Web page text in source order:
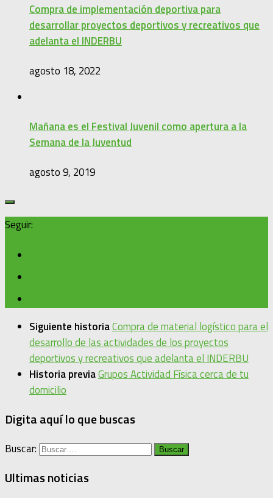
Compra de implementación deportiva para
desarrollar proyectos deportivos y recreativos que
adelanta el INDERBU
agosto 18, 2022
Mañana es el Festival Juvenil como apertura a la
Semana de la Juventud
agosto 9, 2019
Seguir:
Siguiente historiaCompra de material logístico para el
desarrollo de las actividades de los proyectos
deportivos y recreativos que adelanta el INDERBU
Historia previaGrupos Actividad Física cerca de tu
domicilio
Digita aquí lo que buscas
Buscar:
Ultimas noticias